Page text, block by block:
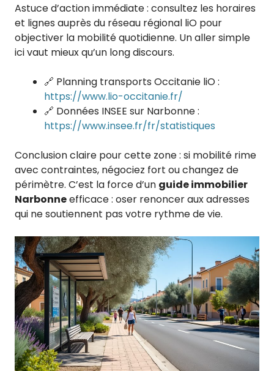
Astuce d’action immédiate : consultez les horaires
et lignes auprès du réseau régional liO pour
objectiver la mobilité quotidienne. Un aller simple
ici vaut mieux qu’un long discours.
🔗 Planning transports Occitanie liO :
https://www.lio-occitanie.fr/
🔗 Données INSEE sur Narbonne :
https://www.insee.fr/fr/statistiques
Conclusion claire pour cette zone : si mobilité rime
avec contraintes, négociez fort ou changez de
périmètre. C’est la force d’un guide immobilier
Narbonneefficace : oser renoncer aux adresses
qui ne soutiennent pas votre rythme de vie.